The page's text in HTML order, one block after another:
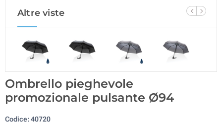
Altre viste
Ombrello pieghevole
promozionale pulsante Ø94
Codice:40720